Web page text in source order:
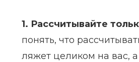
1. Рассчитывайте
понять, что
ляжет целиком на вас, а